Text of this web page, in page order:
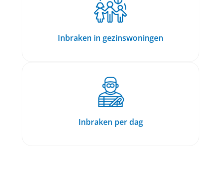
Inbraken in gezinswoningen
Inbraken per dag